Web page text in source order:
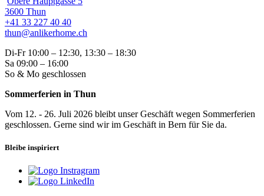
3600 Thun
+41 33 227 40 40
thun@anlikerhome.ch
Di-Fr 10:00 – 12:30, 13:30 – 18:30
Sa 09:00 – 16:00
So & Mo geschlossen
Sommerferien in Thun
Vom 12. - 26. Juli 2026 bleibt unser Geschäft wegen Sommerferien
geschlossen. Gerne sind wir im Geschäft in Bern für Sie da.
Bleibe inspiriert